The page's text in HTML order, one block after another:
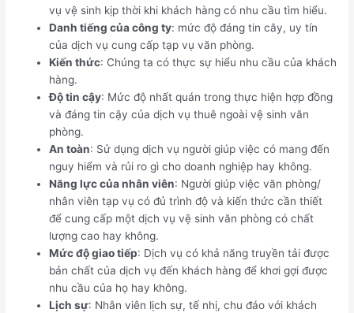
vụ vệ sinh kịp thời khi khách hàng có nhu cầu tìm hiểu.
Danh tiếng của công ty: mức độ đáng tin cây, uy tín
của dịch vụ cung cấp tạp vụ văn phòng.
Kiến thức: Chúng ta có thực sự hiểu nhu cầu của khách
hàng.
Độ tin cậy: Mức độ nhất quán trong thực hiện hợp đồng
và đáng tin cậy của dịch vụ thuê ngoài vệ sinh văn
phòng.
An toàn: Sử dụng dịch vụ người giúp việc có mang đến
nguy hiểm và rủi ro gì cho doanh nghiệp hay không.
Năng lực của nhân viên: Người giúp việc văn phòng/
nhân viên tạp vụ có đủ trình độ và kiến thức cần thiết
để cung cấp một dịch vụ vệ sinh văn phòng có chất
lượng cao hay không.
Mức độ giao tiếp: Dịch vụ có khả năng truyền tải được
bản chất của dịch vụ đến khách hàng để khơi gợi được
nhu cầu của họ hay không.
Lịch sự: Nhân viên lịch sự, tế nhị, chu đáo với khách